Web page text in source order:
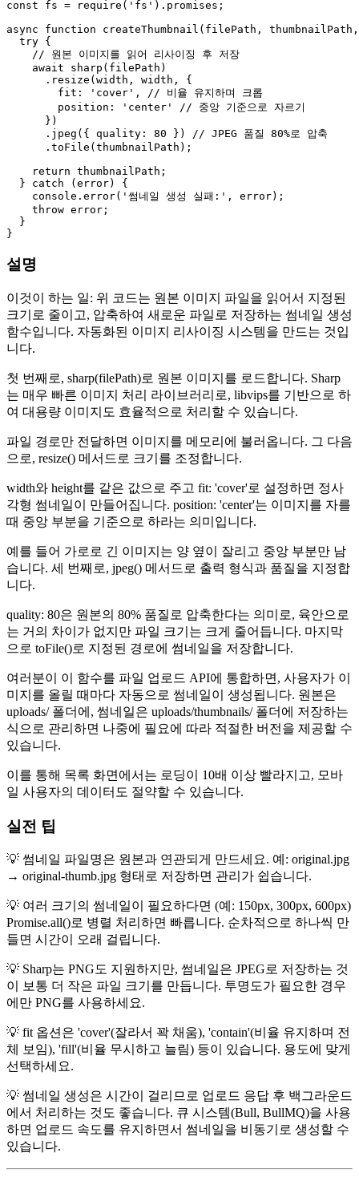
const fs = require ( 'fs' ). promises ;
async
function createThumbnail ( filePath,
try {
// 원본 이미지를 읽어 리사이징 후 저장
await
sharp (filePath)
      .
resize (width, width, {
fit : 'cover' ,
// 비율 유지하며 크롭
position : 'center'
// 중앙 기준으로 자르기
      })
      .
jpeg ({ quality : 80 })
// JPEG 품질 80%로 압축
      .
toFile (thumbnailPath);
return thumbnailPath;
  }
catch (error) {
console . error( '썸네일 생성 실패:' , error);
throw error;
  }
설명
이것이 하는 일: 위 코드는 원본 이미지 파일을 읽어서 지정된
크기로 줄이고, 압축하여 새로운 파일로 저장하는 썸네일 생성
함수입니다. 자동화된 이미지 리사이징 시스템을 만드는 것입
니다.
첫 번째로, sharp(filePath)로 원본 이미지를 로드합니다. Sharp
는 매우 빠른 이미지 처리 라이브러리로, libvips를 기반으로 하
여 대용량 이미지도 효율적으로 처리할 수 있습니다.
파일 경로만 전달하면 이미지를 메모리에 불러옵니다. 그 다음
으로, resize() 메서드로 크기를 조정합니다.
width와 height를 같은 값으로 주고 fit: 'cover'로 설정하면 정사
각형 썸네일이 만들어집니다. position: 'center'는 이미지를 자를
때 중앙 부분을 기준으로 하라는 의미입니다.
예를 들어 가로로 긴 이미지는 양 옆이 잘리고 중앙 부분만 남
습니다. 세 번째로, jpeg() 메서드로 출력 형식과 품질을 지정합
니다.
quality: 80은 원본의 80% 품질로 압축한다는 의미로, 육안으로
는 거의 차이가 없지만 파일 크기는 크게 줄어듭니다. 마지막
으로 toFile()로 지정된 경로에 썸네일을 저장합니다.
여러분이 이 함수를 파일 업로드 API에 통합하면, 사용자가 이
미지를 올릴 때마다 자동으로 썸네일이 생성됩니다. 원본은
uploads/ 폴더에, 썸네일은 uploads/thumbnails/ 폴더에 저장하는
식으로 관리하면 나중에 필요에 따라 적절한 버전을 제공할 수
있습니다.
이를 통해 목록 화면에서는 로딩이 10배 이상 빨라지고, 모바
일 사용자의 데이터도 절약할 수 있습니다.
실전 팁
💡 썸네일 파일명은 원본과 연관되게 만드세요. 예: original.jpg
→ original-thumb.jpg 형태로 저장하면 관리가 쉽습니다.
💡 여러 크기의 썸네일이 필요하다면 (예: 150px, 300px, 600px)
Promise.all()로 병렬 처리하면 빠릅니다. 순차적으로 하나씩 만
들면 시간이 오래 걸립니다.
💡 Sharp는 PNG도 지원하지만, 썸네일은 JPEG로 저장하는 것
이 보통 더 작은 파일 크기를 만듭니다. 투명도가 필요한 경우
에만 PNG를 사용하세요.
💡 fit 옵션은 'cover'(잘라서 꽉 채움), 'contain'(비율 유지하며 전
체 보임), 'fill'(비율 무시하고 늘림) 등이 있습니다. 용도에 맞게
선택하세요.
💡 썸네일 생성은 시간이 걸리므로 업로드 응답 후 백그라운드
에서 처리하는 것도 좋습니다. 큐 시스템(Bull, BullMQ)을 사용
하면 업로드 속도를 유지하면서 썸네일을 비동기로 생성할 수
있습니다.